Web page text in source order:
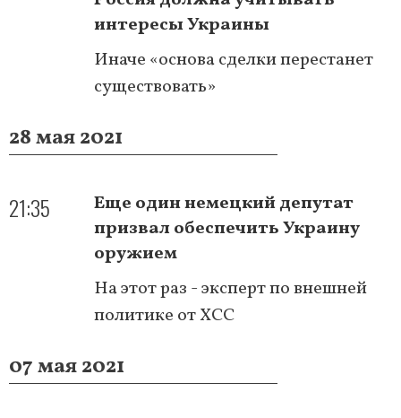
интересы Украины
Иначе «основа сделки перестанет
существовать»
28 мая 2021
21:35
Еще один немецкий депутат
призвал обеспечить Украину
оружием
На этот раз - эксперт по внешней
политике от ХСС
07 мая 2021